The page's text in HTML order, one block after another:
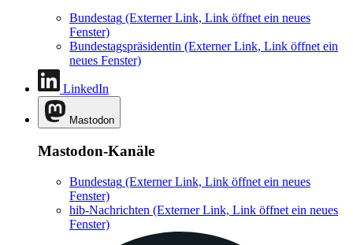
Bundestag (Externer Link, Link öffnet ein neues
Fenster)
Bundestagspräsidentin (Externer Link, Link öffnet ein
neues Fenster)
LinkedIn
Mastodon
Mastodon-Kanäle
Bundestag (Externer Link, Link öffnet ein neues
Fenster)
hib-Nachrichten (Externer Link, Link öffnet ein neues
Fenster)